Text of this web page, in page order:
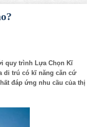
quy trình Lựa Chọn Kĩ
di trú có kĩ năng căn cứ
đáp ứng nhu cầu của thị